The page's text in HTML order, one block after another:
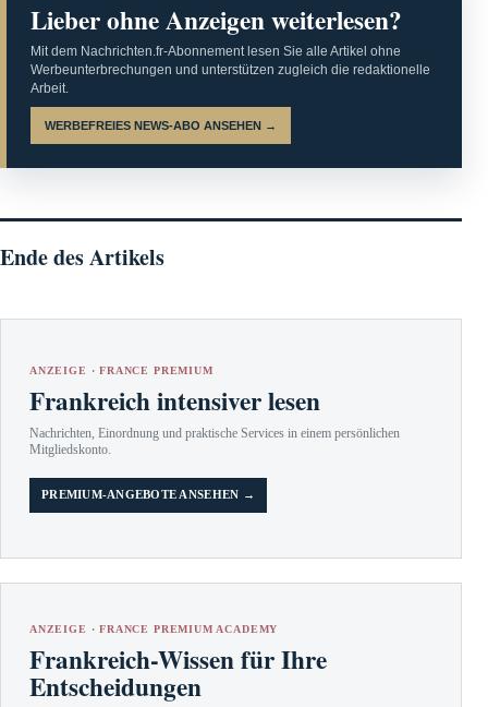
Lieber ohne Anzeigen weiterlesen?
Mit dem Nachrichten.fr-Abonnement lesen Sie alle Artikel ohne
Werbeunterbrechungen und unterstützen zugleich die redaktionelle
Arbeit.
WERBEFREIES NEWS-ABO ANSEHEN →
Ende des Artikels
ANZEIGE · FRANCE PREMIUM
Frankreich intensiver lesen
Nachrichten, Einordnung und praktische Services in einem persönlichen
Mitgliedskonto.
PREMIUM-ANGEBOTE ANSEHEN →
ANZEIGE · FRANCE PREMIUM ACADEMY
Frankreich-Wissen für Ihre
Entscheidungen